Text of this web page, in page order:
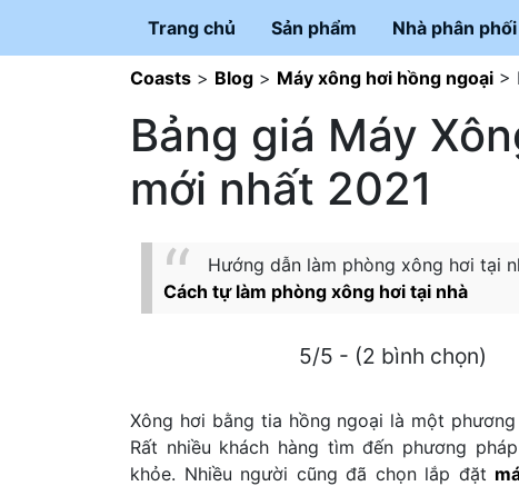
Trang chủ Sản phẩm Nhà phân phối
Coasts > Blog > Máy xông hơi hồng ngoại >
Bảng giá Máy
mới nhất 2021
Hướng dẫn làm phòng xông hơi tại
Cách tự làm phòng xông hơi tại nhà
5/5 - (2 bình chọn)
Xông hơi bằng tia hồng ngoại là một
Rất nhiều khách hàng tìm đến phương
khỏe. Nhiều người cũng đã chọn lắp đặt